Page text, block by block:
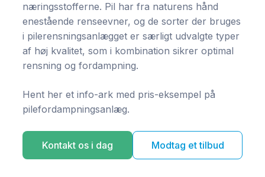
næringsstofferne. Pil har fra naturens hånd
enestående renseevner, og de sorter der bruges
i pilerensningsanlægget er særligt udvalgte typer
af høj kvalitet, som i kombination sikrer optimal
rensning og fordampning.
Hent her et info-ark med pris-eksempel på
pilefordampningsanlæg.
Kontakt os i dag Modtag et tilbud